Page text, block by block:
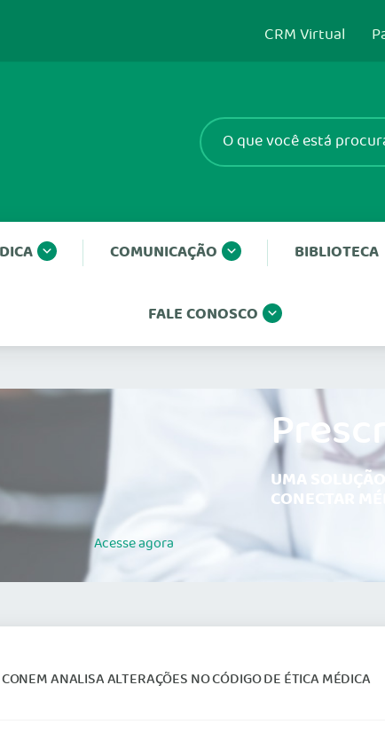
CRM Virtual
COMUNICAÇÃO BIBLIOTECA
FALE CONOSCO
Acesseagora
UMA
CONECTAR
ANALISA ALTERAÇÕES NO CÓDIGO DE ÉTICA MÉDICA